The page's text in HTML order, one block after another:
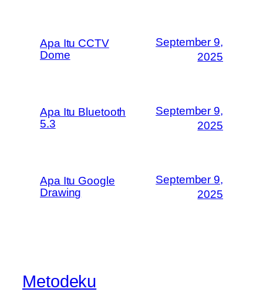
Apa Itu CCTV
Dome
September 9,
2025
Apa Itu Bluetooth
5.3
September 9,
2025
Apa Itu Google
Drawing
September 9,
2025
Metodeku